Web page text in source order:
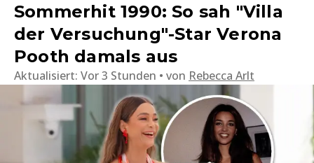
Sommerhit 1990: So sah "Villa
der Versuchung"-Star Verona
Pooth damals aus
Aktualisiert: Vor 3 Stunden von Rebecca Arlt